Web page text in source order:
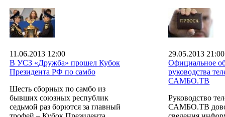
11.06.2013 12:00
В УСЗ «Дружба» прошел Кубок
Президента РФ по самбо
Шесть сборных по самбо из
бывших союзных республик
седьмой раз борются за главный
29.05.2013 21:00
Официальное
руководства
САМБО.ТВ
Руководство
САМБО.ТВ